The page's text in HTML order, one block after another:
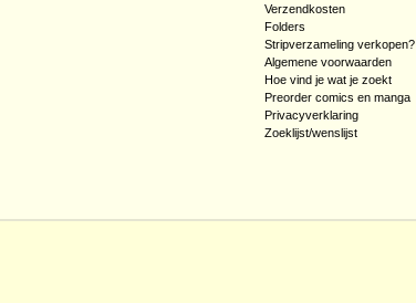
Verzendkosten
Folders
Stripverzameling verkopen?
Algemene voorwaarden
Hoe vind je wat je zoekt
Preorder comics en manga
Privacyverklaring
Zoeklijst/wenslijst